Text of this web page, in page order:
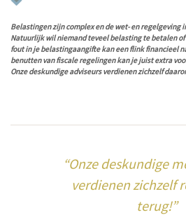
Belastingen zijn complex en de wet- en regelgeving
Natuurlijk wil niemand teveel belasting te betalen
fout in je belastingaangifte kan een flink financieel
benutten van fiscale regelingen kan je juist extra
Onze deskundige adviseurs verdienen zichzelf
“Onze deskundige
verdienen zichzelf
terug!”